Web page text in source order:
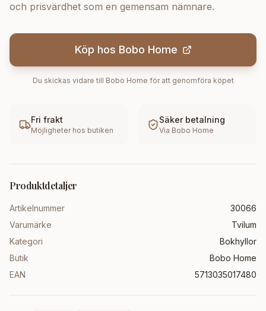
och prisvärdhet som en gemensam nämnare.
Köp hos Bobo Home
Du skickas vidare till Bobo Home för att genomföra köpet
Fri frakt
Möjligheter hos butiken
Säker betalning
Via Bobo Home
Produktdetaljer
Artikelnummer
30066
Varumärke
Tvilum
Kategori
Bokhyllor
Butik
Bobo Home
EAN
5713035017480